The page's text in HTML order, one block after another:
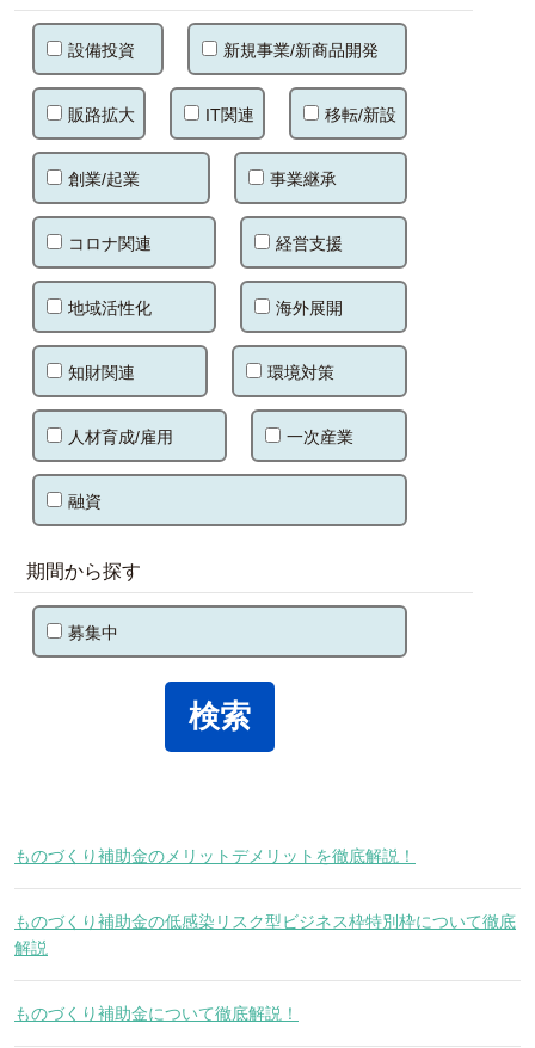
設備投資 新規事業/新商品開発
販路拡大 IT関連 移転/新設
創業/起業 事業継承
コロナ関連 経営支援
地域活性化 海外展開
知財関連 環境対策
人材育成/雇用 一次産業
融資
期間から探す
募集中
ものづくり補助金のメリットデメリットを徹底解説！
ものづくり補助金の低感染リスク型ビジネス枠特別枠について徹底
解説
ものづくり補助金について徹底解説！